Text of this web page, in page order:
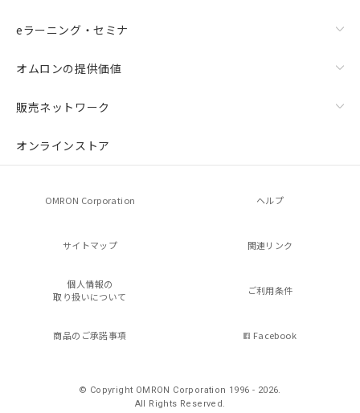
eラーニング・セミナ
オムロンの提供価値
販売ネットワーク
オンラインストア
OMRON Corporation ヘルプ
サイトマップ 関連リンク
個人情報の
取り扱いについて
ご利用条件
商品のご承諾事項 Facebook
© Copyright OMRON Corporation 1996 - 2026.
All Rights Reserved.